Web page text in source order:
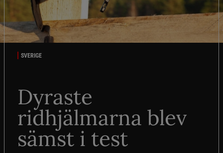
SVERIGE
Dyraste
ridhjälmarna blev
sämst i test